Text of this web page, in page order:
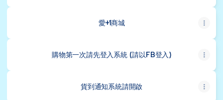
愛+1商城
購物第一次請先登入系統 (請以FB登入)
貨到通知系統請開啟